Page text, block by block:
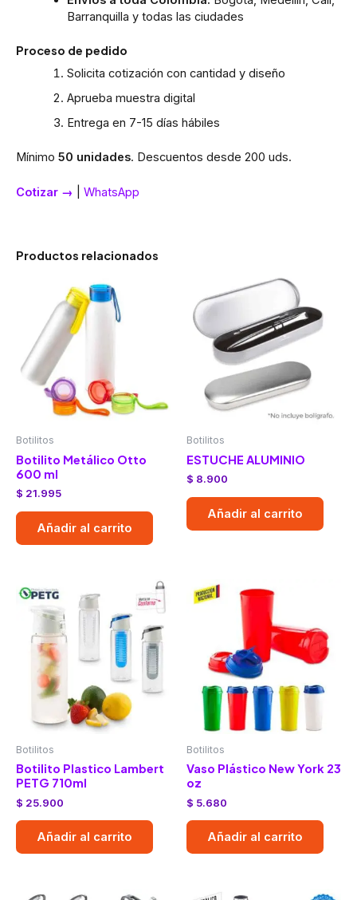
Barranquilla y todas las ciudades
Proceso de pedido
Solicita cotización con cantidad y diseño
Aprueba muestra digital
Entrega en 7-15 días hábiles
Mínimo 50 unidades. Descuentos desde 200 uds.
Cotizar → WhatsApp
Productos relacionados
Botilitos
Botilito Metálico Otto
600 ml
$ 21.995
Añadir al carrito
Botilitos
ESTUCHE ALUMINIO
$ 8.900
Añadir al carrito
Botilitos
Botilito Plastico Lambert
PETG 710ml
$ 25.900
Añadir al carrito
Botilitos
Vaso Plástico New York 23
oz
$ 5.680
Añadir al carrito